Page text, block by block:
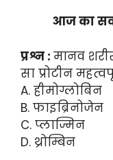
आज का
प्रश्न : मानव
सा प्रोटीन
A. हीमोग्लोबिन
B. फाइब्रिनोजेन
C. प्लाज्मिन
D. थ्रोम्बिन